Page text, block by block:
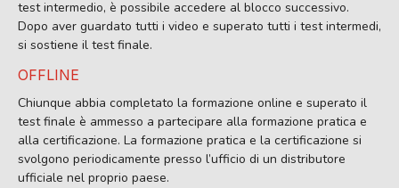
test intermedio, è possibile accedere al blocco successivo.
Dopo aver guardato tutti i video e superato tutti i test intermedi,
si sostiene il test finale.
OFFLINE
Chiunque abbia completato la formazione online e superato il
test finale è ammesso a partecipare alla formazione pratica e
alla certificazione. La formazione pratica e la certificazione si
svolgono periodicamente presso l’ufficio di un distributore
ufficiale nel proprio paese.